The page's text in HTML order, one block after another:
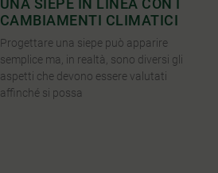
UNA SIEPE IN LINEA CON I
CAMBIAMENTI CLIMATICI
Progettare una siepe può apparire
semplice ma, in realtà, sono diversi gli
aspetti che devono essere valutati
affinché si possa